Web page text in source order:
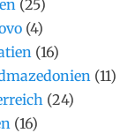
(25)
(4)
(16)
(11)
(24)
(16)